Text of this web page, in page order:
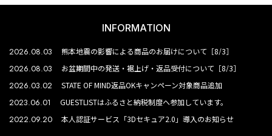
INFORMATION
2026.08.03 熊本地震の影響による商品のお届けについて［8/3］
2026.08.03 お盆期間中の発送・裾上げ・返品受付について［8/3］
2026.03.02 STATE OF MIND返品OKキャンペーン対象商品追加
2023.06.01 GUESTLISTはふるさと納税制度へ参加しています。
2022.09.20 本人認証サービス「3Dセキュア2.0」導入のお知らせ